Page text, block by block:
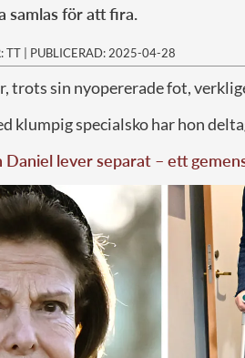
samlas för att fira.
TT | PUBLICERAD: 2025-04-28
trots sin nyopererade fot,
klumpig specialsko har hon
Daniel lever separat – ett